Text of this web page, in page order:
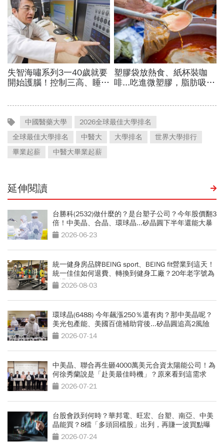
中國醫藥大學
2026全球最佳大學排名
全球最佳大學排名
中醫大 大學排名
世界大學排行
畢業起薪
中醫大畢業起薪
延伸閱讀
台勝科(2532)做什麼的？是台塑子公司？今年股價翻3
倍！中美晶、合晶、環球晶...矽晶圓下半年還能大暴
漲？2026-06-23
統一健身房品牌BEING sport、BEING fit營業到這天！
統一佳佳如何退費、轉換到健身工廠？20年老字號為
何退出
2026-08-03
環球晶(6488) 今年飆漲250％還有肉？那中美晶呢？
美光包產能、美國百億補助背後...矽晶圓追高2風險
2026-07-14
中美晶、聯合再生砸4000萬美元合資太陽能公司！為
何徐秀蘭說是「赴美最佳時機」？原來看到這需求
2026-07-21
台股會跌到何時？華邦電、旺宏、台塑、南亞、中美
晶能買？8檔「多頭回檔股」出列，再賺一波買點曝
光 2026-07-24